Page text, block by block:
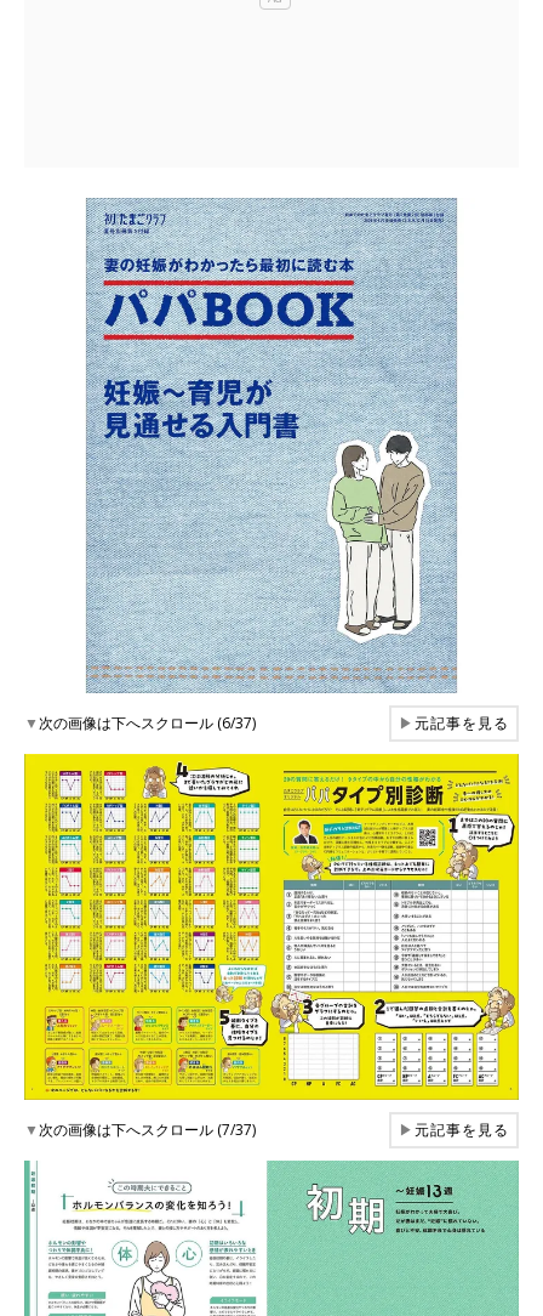
▼次の画像は下へスクロール (6/37) ▶元記事を見る
▼次の画像は下へスクロール (7/37) ▶元記事を見る